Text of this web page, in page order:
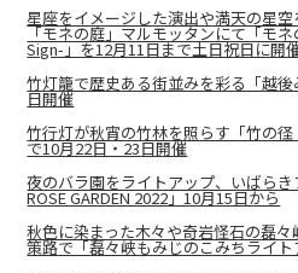
星座をイメージした演出や満天の星
「モネの庭」マルモッタンにて「モ
Sign-」を12月11日まで土日祝日に開
竹灯籠で歴史ある街並みを彩る「越
日開催
竹行灯が秋宵の竹林を照らす「竹の
で10月22日・23日開催
夜のバラ園をライトアップ、いばら
ROSE GARDEN 2022」10月15日から
秋色に染まった木々や奇岩怪石の磊
策路で「磊々峡もみじのこみちライ